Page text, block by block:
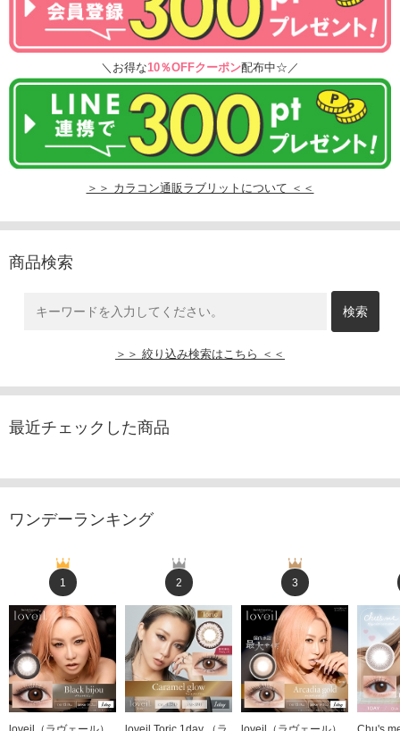
＼お得な10％OFFクーポン配布中☆／
＞＞ カラコン通販ラブリットについて ＜＜
商品検索
＞＞ 絞り込み検索はこちら ＜＜
最近チェックした商品
ワンデーランキング
1 2 3